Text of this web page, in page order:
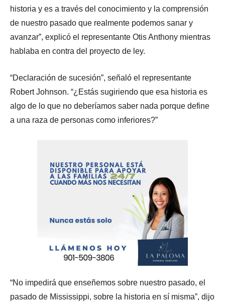
historia y es a través del conocimiento y la comprensión
de nuestro pasado que realmente podemos sanar y
avanzar”, explicó el representante Otis Anthony mientras
hablaba en contra del proyecto de ley.
“Declaración de sucesión”, señaló el representante
Robert Johnson. “¿Estás sugiriendo que esa historia es
algo de lo que no deberíamos saber nada porque define
a una raza de personas como inferiores?”
“No impedirá que enseñemos sobre nuestro pasado, el
pasado de Mississippi, sobre la historia en sí misma”, dijo